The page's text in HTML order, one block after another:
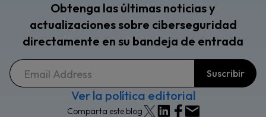
Obtenga las últimas noticias y
actualizaciones sobre ciberseguridad
directamente en su bandeja de entrada
Ver la política editorial
Comparta este blog